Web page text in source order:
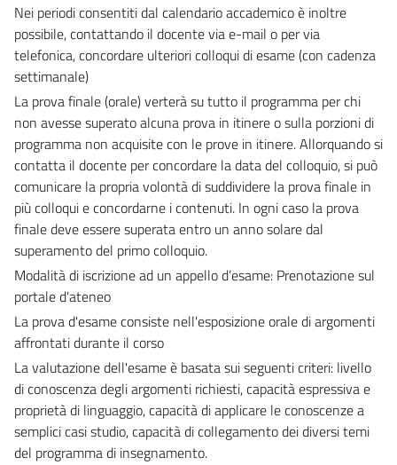
Nei periodi consentiti dal calendario accademico è inoltre
possibile, contattando il docente via e-mail o per via
telefonica, concordare ulteriori colloqui di esame (con cadenza
settimanale)
La prova finale (orale) verterà su tutto il programma per chi
non avesse superato alcuna prova in itinere o sulla porzioni di
programma non acquisite con le prove in itinere. Allorquando si
contatta il docente per concordare la data del colloquio, si può
comunicare la propria volontà di suddividere la prova finale in
più colloqui e concordarne i contenuti. In ogni caso la prova
finale deve essere superata entro un anno solare dal
superamento del primo colloquio.
Modalità di iscrizione ad un appello d’esame: Prenotazione sul
portale d'ateneo
La prova d'esame consiste nell'esposizione orale di argomenti
affrontati durante il corso
La valutazione dell'esame è basata sui seguenti criteri: livello
di conoscenza degli argomenti richiesti, capacità espressiva e
proprietà di linguaggio, capacità di applicare le conoscenze a
semplici casi studio, capacità di collegamento dei diversi temi
del programma di insegnamento.